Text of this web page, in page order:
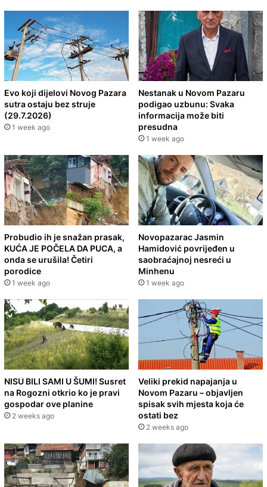
Evo koji dijelovi Novog Pazara
sutra ostaju bez struje
(29.7.2026)
1 week ago
Nestanak u Novom Pazaru
podigao uzbunu: Svaka
informacija može biti
presudna
1 week ago
Probudio ih je snažan prasak,
KUĆA JE POČELA DA PUCA, a
onda se urušila! Četiri
porodice
1 week ago
Novopazarac Jasmin
Hamidović povrijeđen u
saobraćajnoj nesreći u
Minhenu
1 week ago
NISU BILI SAMI U ŠUMI! Susret
na Rogozni otkrio ko je pravi
gospodar ove planine
2 weeks ago
Veliki prekid napajanja u
Novom Pazaru – objavljen
spisak svih mjesta koja će
ostati bez
2 weeks ago